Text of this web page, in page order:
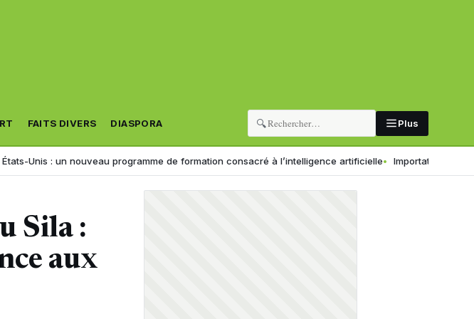
FAITS DIVERS DIASPORA 🔍 Plus
: un nouveau programme de formation consacré à l’intelligence artificielle Importation pour la
Sila :
aux